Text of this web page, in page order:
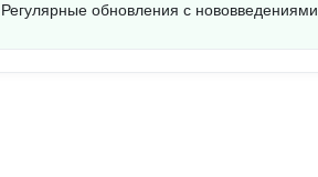
Регулярные обновления с нововведениями